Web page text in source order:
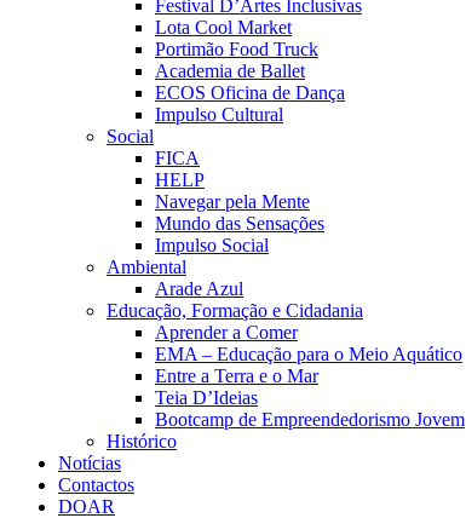
Festival D’Artes Inclusivas
Lota Cool Market
Portimão Food Truck
Academia de Ballet
ECOS Oficina de Dança
Impulso Cultural
Social
FICA
HELP
Navegar pela Mente
Mundo das Sensações
Impulso Social
Ambiental
Arade Azul
Educação, Formação e Cidadania
Aprender a Comer
EMA – Educação para o Meio Aquático
Entre a Terra e o Mar
Teia D’Ideias
Bootcamp de Empreendedorismo Jovem
Histórico
Notícias
Contactos
DOAR